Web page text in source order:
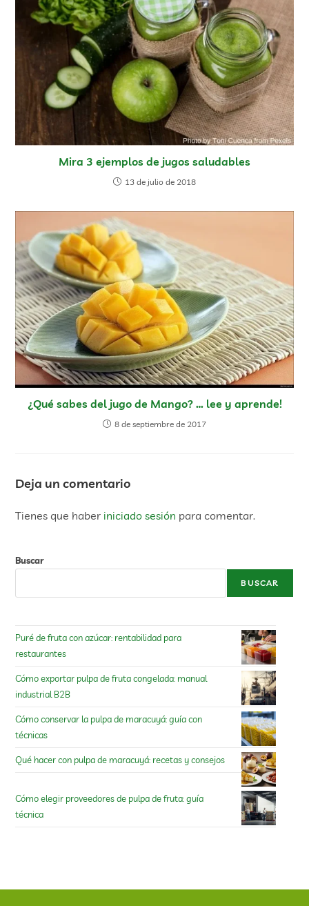
Mira 3 ejemplos de jugos saludables
13 de julio de 2018
¿Qué sabes del jugo de Mango? … lee y aprende!
8 de septiembre de 2017
Deja un comentario
Tienes que haber iniciado sesión para comentar.
Buscar
BUSCAR
Puré de fruta con azúcar: rentabilidad para
restaurantes
Cómo exportar pulpa de fruta congelada: manual
industrial B2B
Cómo conservar la pulpa de maracuyá: guía con
técnicas
Qué hacer con pulpa de maracuyá: recetas y consejos
Cómo elegir proveedores de pulpa de fruta: guía
técnica